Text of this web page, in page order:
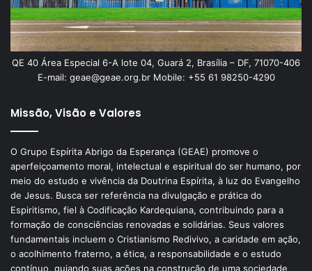
QE 40 Área Especial 6-A lote 04, Guará 2, Brasília – DF, 71070-406
E-mail: geae@geae.org.br Mobile: +55 61 98250-4290
Missão, Visão e Valores
O Grupo Espírita Abrigo da Esperança (GEAE) promove o
aperfeiçoamento moral, intelectual e espiritual do ser humano, por
meio do estudo e vivência da Doutrina Espírita, à luz do Evangelho
de Jesus. Busca ser referência na divulgação e prática do
Espiritismo, fiel à Codificação Kardequiana, contribuindo para a
formação de consciências renovadas e solidárias. Seus valores
fundamentais incluem o Cristianismo Redivivo, a caridade em ação,
o acolhimento fraterno, a ética, a responsabilidade e o estudo
contínuo, guiando suas ações na construção de uma sociedade